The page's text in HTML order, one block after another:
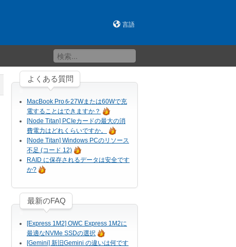
言語
よくある質問
MacBook Proを27Wまたは60Wで充
電することはできますか？
[Node Titan] PCIeカードの最大の消
費電力はどれくらいですか。
[Node Titan] Windows PCのリソース
不足 (コード 12)
RAID に保存されるデータは安全です
か?
最新のFAQ
[Express 1M2] OWC Express 1M2に
最適なNVMe SSDの選択
[Gemini] 新旧Gemini の違いは何です